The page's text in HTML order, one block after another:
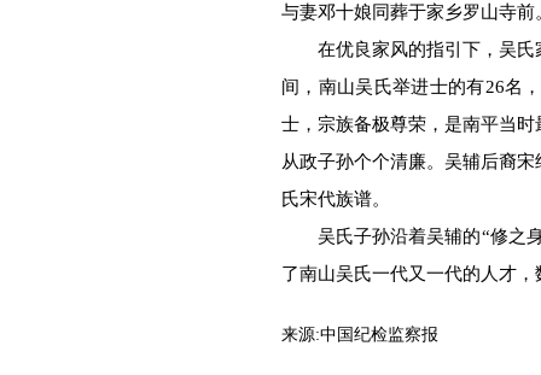
与妻邓十娘同葬于家乡罗山寺前
在优良家风的指引下，吴氏
间，南山吴氏举进士的有26名
士，宗族备极尊荣，是南平当
从政子孙个个清廉。吴辅后裔
氏宋代族谱。
吴氏子孙沿着吴辅的“修之身
了南山吴氏一代又一代的人才
来源:中国纪检监察报